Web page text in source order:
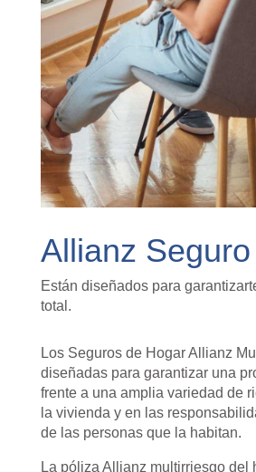
Allianz
Están diseñados para
total.
Los Seguros de Hogar Allianz
diseñadas para garantizar una
frente a una amplia variedad de
la vivienda y en las
de las personas que la habitan.
La póliza Allianz multirriesgo del